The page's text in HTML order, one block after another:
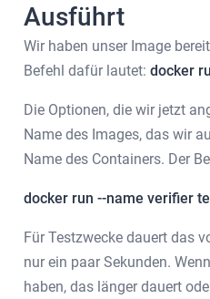
Ausführt
Wir haben unser Image
Befehl dafür lautet:docker
Die Optionen, die wir jetzt
Name des Images, das wir
Name des Containers. Der
docker run --name verifier
Für Testzwecke dauert das
nur ein paar Sekunden.
haben, das länger dauert